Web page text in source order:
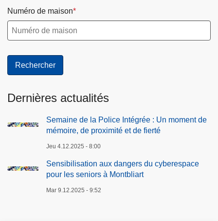
Numéro de maison
Dernières actualités
Semaine de la Police Intégrée : Un moment de
mémoire, de proximité et de fierté
Jeu 4.12.2025 - 8:00
Sensibilisation aux dangers du cyberespace
pour les seniors à Montbliart
Mar 9.12.2025 - 9:52